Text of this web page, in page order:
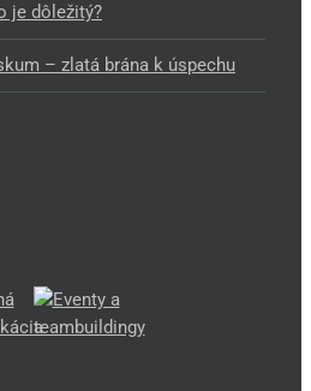
je dôležitý?
– zlatá brána k úspechu